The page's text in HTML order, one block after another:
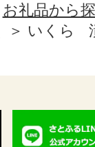
お礼品から
いくら